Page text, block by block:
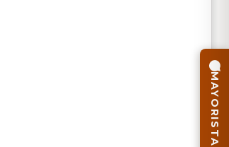
MAYORISTAS